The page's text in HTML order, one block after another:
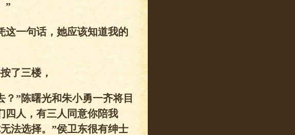
”
这一句话，她应该知道我的
了三楼，
”陈曙光和朱小勇一齐将目
四人，有三人同意你陪我
法选择。”侯卫东很有绅士